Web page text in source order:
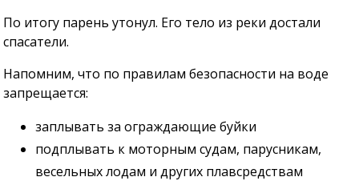
По итогу парень утонул. Его тело из реки достали
спасатели.
Напомним, что по правилам безопасности на воде
запрещается:
заплывать за ограждающие буйки
подплывать к моторным судам, парусникам,
весельных лодам и других плавсредствам